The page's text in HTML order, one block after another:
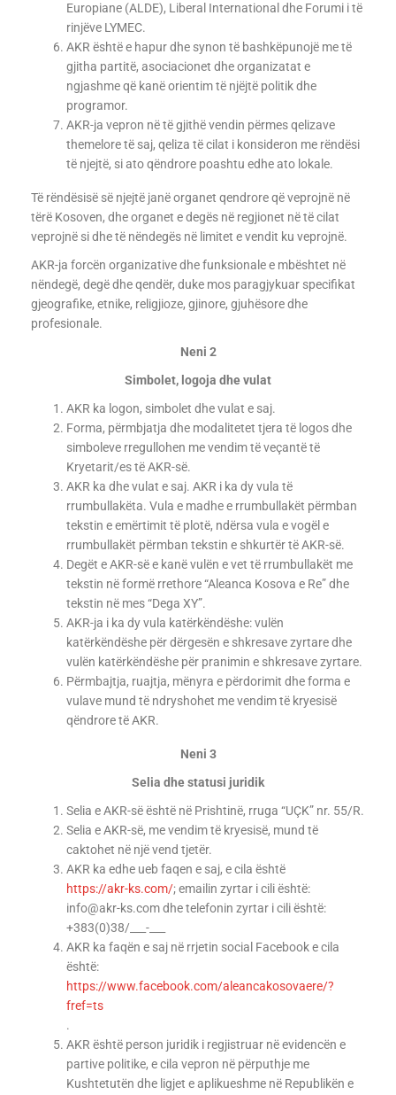
Europiane (ALDE), Liberal International dhe Forumi i të
rinjëve LYMEC.
AKR është e hapur dhe synon të bashkëpunojë me të
gjitha partitë, asociacionet dhe organizatat e
ngjashme që kanë orientim të njëjtë politik dhe
programor.
AKR-ja vepron në të gjithë vendin përmes qelizave
themelore të saj, qeliza të cilat i konsideron me rëndësi
të njejtë, si ato qëndrore poashtu edhe ato lokale.
Të rëndësisë së njejtë janë organet qendrore që veprojnë në
tërë Kosoven, dhe organet e degës në regjionet në të cilat
veprojnë si dhe të nëndegës në limitet e vendit ku veprojnë.
AKR-ja forcën organizative dhe funksionale e mbështet në
nëndegë, degë dhe qendër, duke mos paragjykuar specifikat
gjeografike, etnike, religjioze, gjinore, gjuhësore dhe
profesionale.
Neni 2
Simbolet, logoja dhe vulat
AKR ka logon, simbolet dhe vulat e saj.
Forma, përmbjatja dhe modalitetet tjera të logos dhe
simboleve rregullohen me vendim të veçantë të
Kryetarit/es të AKR-së.
AKR ka dhe vulat e saj. AKR i ka dy vula të
rrumbullakëta. Vula e madhe e rrumbullakët përmban
tekstin e emërtimit të plotë, ndërsa vula e vogël e
rrumbullakët përmban tekstin e shkurtër të AKR-së.
Degët e AKR-së e kanë vulën e vet të rrumbullakët me
tekstin në formë rrethore “Aleanca Kosova e Re” dhe
tekstin në mes “Dega XY”.
AKR-ja i ka dy vula katërkëndëshe: vulën
katërkëndëshe për dërgesën e shkresave zyrtare dhe
vulën katërkëndëshe për pranimin e shkresave zyrtare.
Përmbajtja, ruajtja, mënyra e përdorimit dhe forma e
vulave mund të ndryshohet me vendim të kryesisë
qëndrore të AKR.
Neni 3
Selia dhe statusi juridik
Selia e AKR-së është në Prishtinë, rruga “UÇK” nr. 55/R.
Selia e AKR-së, me vendim të kryesisë, mund të
caktohet në një vend tjetër.
AKR ka edhe ueb faqen e saj, e cila është
https://akr-ks.com/; emailin zyrtar i cili është:
info@akr-ks.com dhe telefonin zyrtar i cili është:
+383(0)38/___-___
AKR ka faqën e saj në rrjetin social Facebook e cila
është:
https://www.facebook.com/aleancakosovaere/?
fref=ts
.
AKR është person juridik i regjistruar në evidencën e
partive politike, e cila vepron në përputhje me
Kushtetutën dhe ligjet e aplikueshme në Republikën e